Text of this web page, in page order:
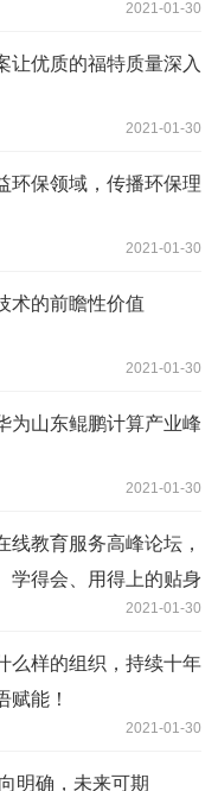
2021-01-30
让优质的福特质量深入
2021-01-30
环保领域，传播环保理
2021-01-30
术的前瞻性价值
2021-01-30
为山东鲲鹏计算产业峰
2021-01-30
线教育服务高峰论坛，
学得会、用得上的贴身
2021-01-30
么样的组织，持续十年
赋能！
2021-01-30
明确，未来可期